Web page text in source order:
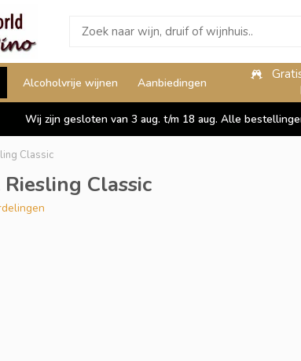
Alcoholvrije wijnen Aanbiedingen
Staffelkorting tot wel 10%
Wij zijn gesloten van 3 aug. t/m 18 aug. Alle
Classic
Classic